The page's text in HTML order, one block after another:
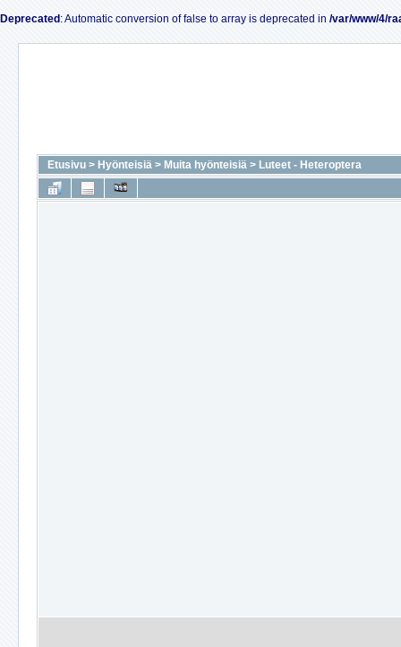
Deprecated : Automatic conversion of false to array is deprecated in /var/www/4/
Etusivu > Hyönteisiä > Muita hyönteisiä > Luteet - Heteroptera